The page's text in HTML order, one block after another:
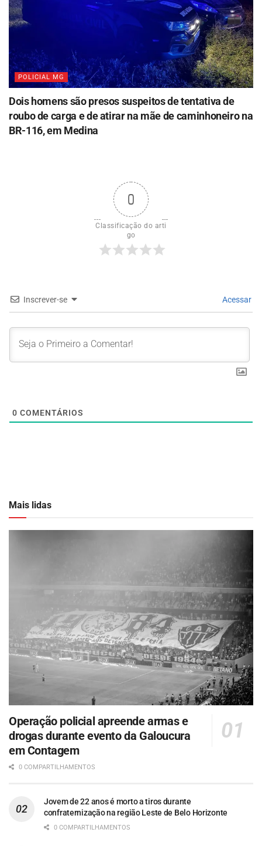
POLICIAL MG
Dois homens são presos suspeitos de tentativa de
roubo de carga e de atirar na mãe de caminhoneiro na
BR-116, em Medina
0
Classificação do arti
go
Inscrever-se Acessar
0 COMENTÁRIOS
Mais lidas
Operação policial apreende armas e
drogas durante evento da Galoucura
em Contagem
0 COMPARTILHAMENTOS
Jovem de 22 anos é morto a tiros durante
confraternização na região Leste de Belo Horizonte
0 COMPARTILHAMENTOS